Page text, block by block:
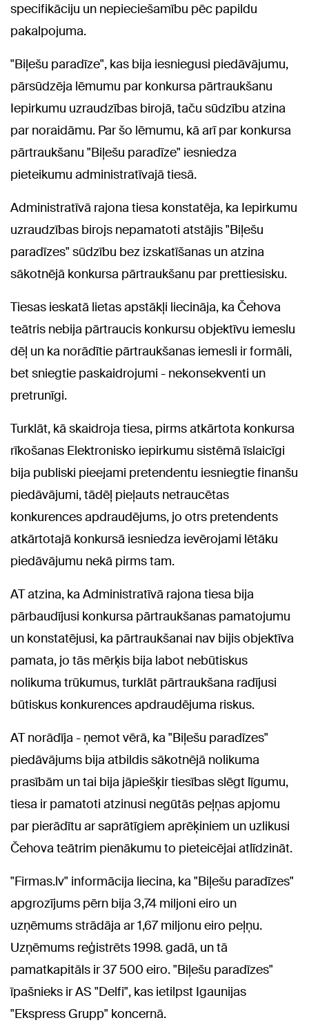
specifikāciju un nepieciešamību pēc papildu
pakalpojuma.
"Biļešu paradīze", kas bija iesniegusi piedāvājumu,
pārsūdzēja lēmumu par konkursa pārtraukšanu
Iepirkumu uzraudzības birojā, taču sūdzību atzina
par noraidāmu. Par šo lēmumu, kā arī par konkursa
pārtraukšanu "Biļešu paradīze" iesniedza
pieteikumu administratīvajā tiesā.
Administratīvā rajona tiesa konstatēja, ka Iepirkumu
uzraudzības birojs nepamatoti atstājis "Biļešu
paradīzes" sūdzību bez izskatīšanas un atzina
sākotnējā konkursa pārtraukšanu par prettiesisku.
Tiesas ieskatā lietas apstākļi liecināja, ka Čehova
teātris nebija pārtraucis konkursu objektīvu iemeslu
dēļ un ka norādītie pārtraukšanas iemesli ir formāli,
bet sniegtie paskaidrojumi - nekonsekventi un
pretrunīgi.
Turklāt, kā skaidroja tiesa, pirms atkārtota konkursa
rīkošanas Elektronisko iepirkumu sistēmā īslaicīgi
bija publiski pieejami pretendentu iesniegtie finanšu
piedāvājumi, tādēļ pieļauts netraucētas
konkurences apdraudējums, jo otrs pretendents
atkārtotajā konkursā iesniedza ievērojami lētāku
piedāvājumu nekā pirms tam.
AT atzina, ka Administratīvā rajona tiesa bija
pārbaudījusi konkursa pārtraukšanas pamatojumu
un konstatējusi, ka pārtraukšanai nav bijis objektīva
pamata, jo tās mērķis bija labot nebūtiskus
nolikuma trūkumus, turklāt pārtraukšana radījusi
būtiskus konkurences apdraudējuma riskus.
AT norādīja - ņemot vērā, ka "Biļešu paradīzes"
piedāvājums bija atbildis sākotnējā nolikuma
prasībām un tai bija jāpiešķir tiesības slēgt līgumu,
tiesa ir pamatoti atzinusi negūtās peļņas apjomu
par pierādītu ar saprātīgiem aprēķiniem un uzlikusi
Čehova teātrim pienākumu to pieteicējai atlīdzināt.
"Firmas.lv" informācija liecina, ka "Biļešu paradīzes"
apgrozījums pērn bija 3,74 miljoni eiro un
uzņēmums strādāja ar 1,67 miljonu eiro peļņu.
Uzņēmums reģistrēts 1998. gadā, un tā
pamatkapitāls ir 37 500 eiro. "Biļešu paradīzes"
īpašnieks ir AS "Delfi", kas ietilpst Igaunijas
"Ekspress Grupp" koncernā.